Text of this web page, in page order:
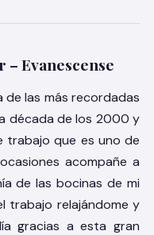
– Evanescense
de las más recordadas
década de los 2000 y
trabajo que es uno de
acompañe a
de las bocinas de mi
trabajo relajándome y
gracias a esta gran